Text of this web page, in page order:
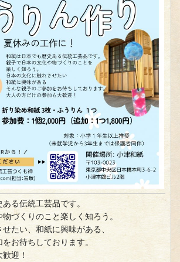
る伝統工芸品です。
づくりのこと楽しく知ろう。
たい、和紙に興味がある、
お待ちしております。
迎！